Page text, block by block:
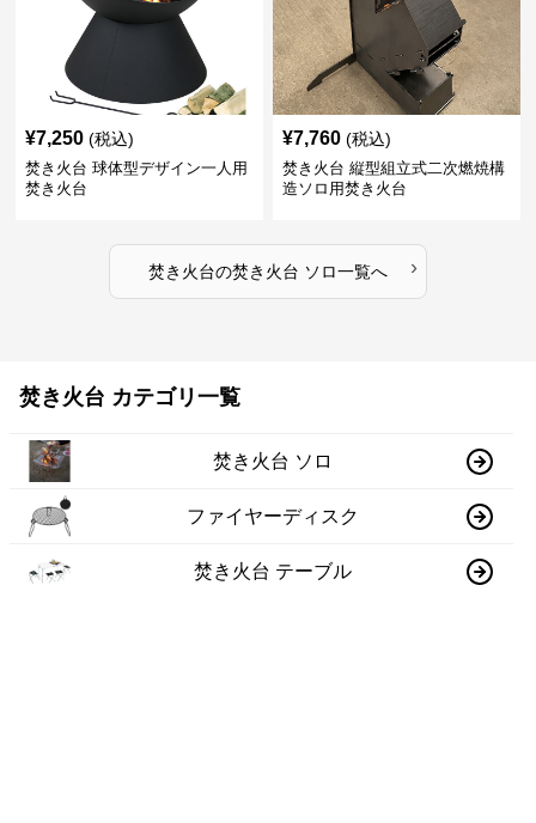
¥7,250 (税込)
焚き火台 球体型デザイン一人用
焚き火台
¥7,760 (税込)
焚き火台 縦型組立式二次燃焼構
造ソロ用焚き火台
焚き火台の焚き火台 ソロ一覧へ ›
焚き火台 カテゴリ一覧
焚き火台 ソロ
ファイヤーディスク
焚き火台 テーブル